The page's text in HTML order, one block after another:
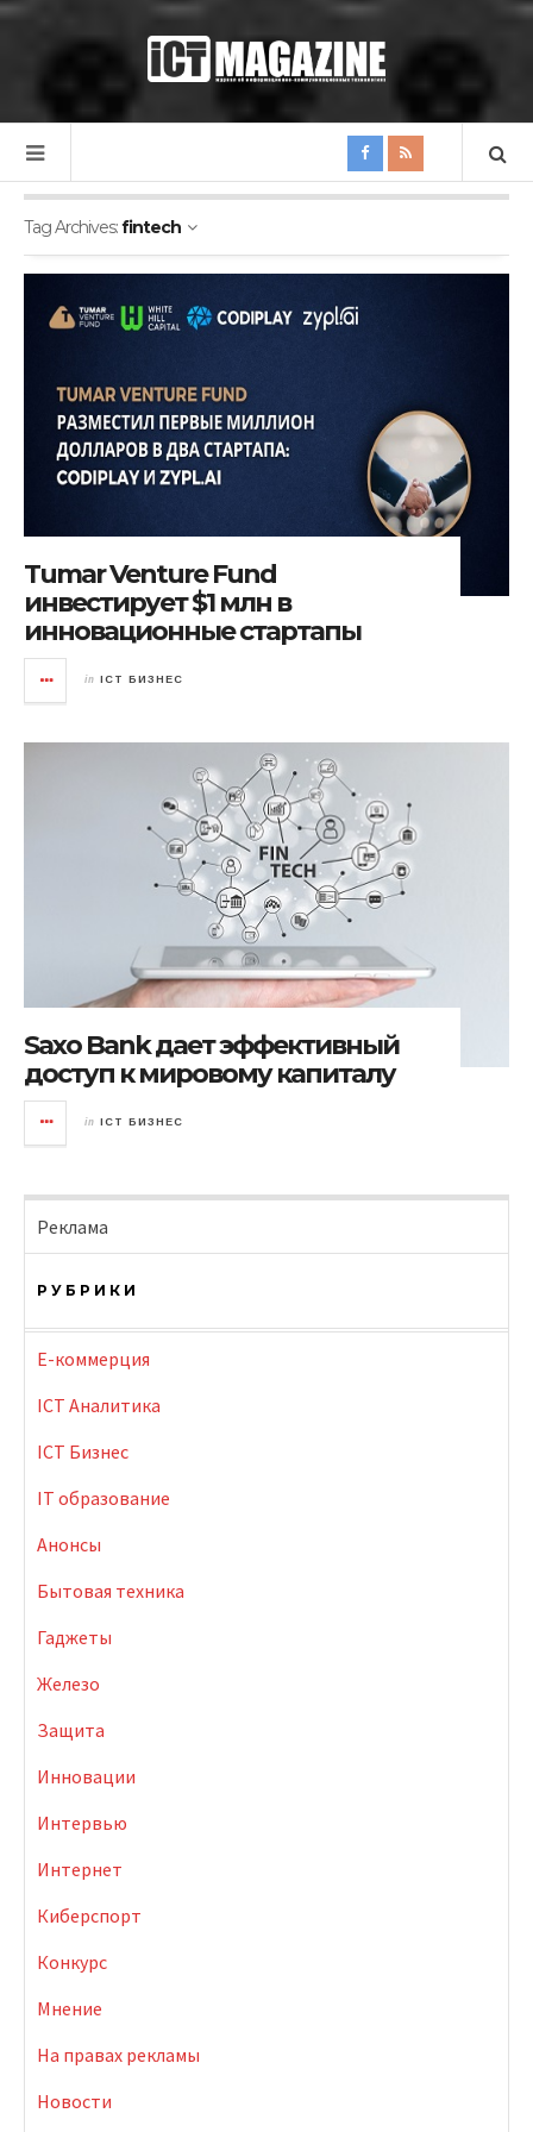
Tag Archives:fintech
Tumar Venture Fund
инвестирует $1 млн в
инновационные стартапы
in ICT БИЗНЕС
Saxo Bank дает эффективный
доступ к мировому капиталу
in ICT БИЗНЕС
Реклама
РУБРИКИ
E-коммерция
ICT Аналитика
ICT Бизнес
IT образование
Анонсы
Бытовая техника
Гаджеты
Железо
Защита
Инновации
Интервью
Интернет
Киберспорт
Конкурс
Мнение
На правах рекламы
Новости